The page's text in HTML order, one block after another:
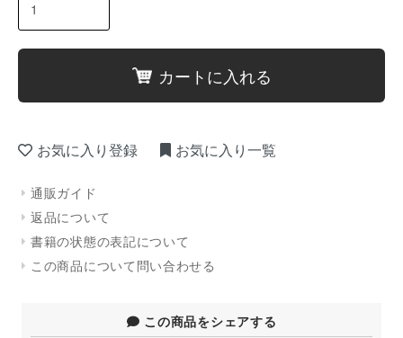
カートに入れる
お気に入り登録 お気に入り一覧
通販ガイド
返品について
書籍の状態の表記について
この商品について問い合わせる
この商品をシェアする